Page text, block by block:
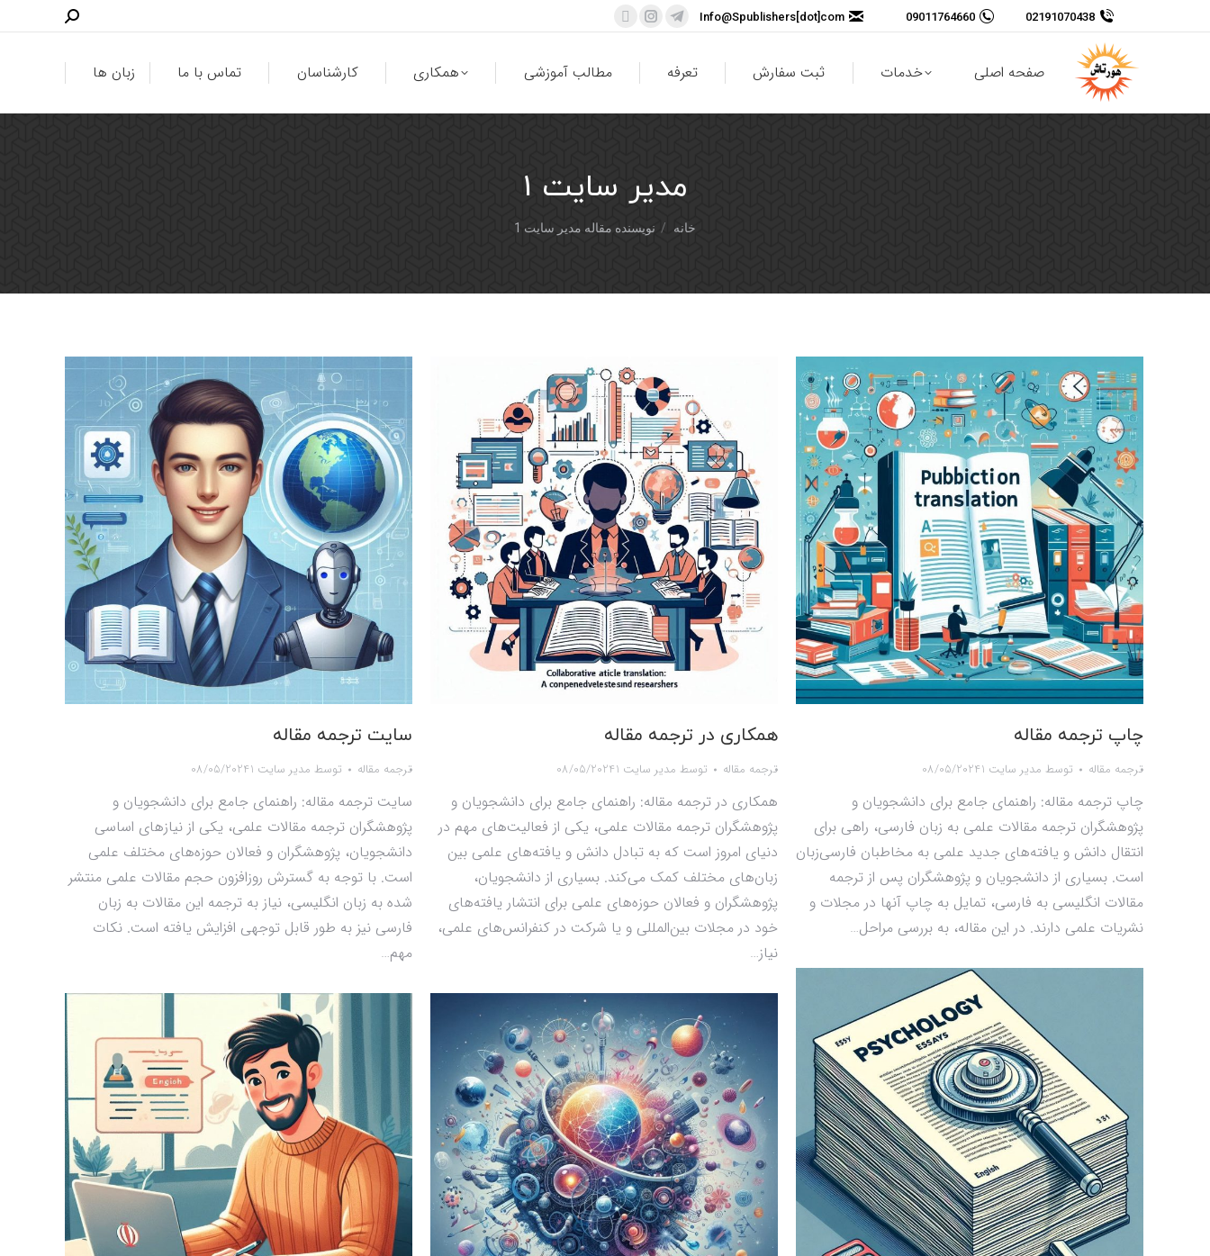
02191070438
09011764660
Info@Spublishers[dot]com
صفحه اصلی خدمات ثبت سفارش تعرفه مطالب آموزشی همکاری کارشناسان تماس با ما زبان ها
مدیر سایت 1
شما اینجا هستید:
خانه نویسنده مقاله مدیر سایت 1
سایت ترجمه مقاله
ترجمه مقاله توسط مدیر سایت 1 08/05/2024
سایت ترجمه مقاله: راهنمای جامع برای دانشجویان و
پژوهشگران ترجمه مقالات علمی، یکی از نیازهای اساسی
دانشجویان، پژوهشگران و فعالان حوزه‌های مختلف علمی
است. با توجه به گسترش روزافزون حجم مقالات علمی منتشر
شده به زبان انگلیسی، نیاز به ترجمه این مقالات به زبان
فارسی نیز به طور قابل توجهی افزایش یافته است. نکات
مهم…
همکاری در ترجمه مقاله
ترجمه مقاله توسط مدیر سایت 1 08/05/2024
همکاری در ترجمه مقاله: راهنمای جامع برای دانشجویان و
پژوهشگران ترجمه مقالات علمی، یکی از فعالیت‌های مهم در
دنیای امروز است که به تبادل دانش و یافته‌های علمی بین
زبان‌های مختلف کمک می‌کند. بسیاری از دانشجویان،
پژوهشگران و فعالان حوزه‌های علمی برای انتشار یافته‌های
خود در مجلات بین‌المللی و یا شرکت در کنفرانس‌های علمی،
نیاز…
چاپ ترجمه مقاله
ترجمه مقاله توسط مدیر سایت 1 08/05/2024
چاپ ترجمه مقاله: راهنمای جامع برای دانشجویان و
پژوهشگران ترجمه مقالات علمی به زبان فارسی، راهی برای
انتقال دانش و یافته‌های جدید علمی به مخاطبان فارسی‌زبان
است. بسیاری از دانشجویان و پژوهشگران پس از ترجمه
مقالات انگلیسی به فارسی، تمایل به چاپ آنها در مجلات و
نشریات علمی دارند. در این مقاله، به بررسی مراحل…